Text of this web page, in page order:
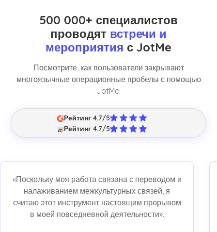
500 000+ специалистов
проводят встречи и
мероприятия с JotMe
Посмотрите, как пользователи закрывают
многоязычные операционные пробелы с помощью
JotMe.
Рейтинг 4.7/5
Рейтинг 4.7/5
«Поскольку моя работа связана с переводом и
налаживанием межкультурных связей, я
считаю этот инструмент настоящим прорывом
в моей повседневной деятельности».